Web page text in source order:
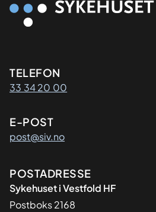
Kontaktinformasjon
TELEFON
33 34 20 00
E-POST
post@siv.no
Adresse
POSTADRESSE
Sykehuset i Vestfold HF
Postboks 2168